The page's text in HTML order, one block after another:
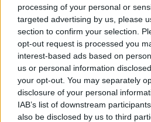
processing of your personal or
targeted advertising by us, please
section to confirm your selection.
opt-out request is processed you
interest-based ads based on
us or personal information
your opt-out. You may separately
disclosure of your personal
IAB’s list of downstream
also be disclosed by us to third